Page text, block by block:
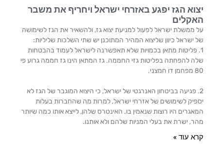
יצוא הגז יפגע באזרחי ישראל ויחריף את משבר
האקלים
על ממשלת ישראל לפעול למניעת יצוא גז, ולהשאיר את הגז לשימושה
של ישראל כיוון שליצוא המהיר המתוכנן יש שתי השלכות שליליות:
1. פליטות מתאן בכמויות שלא תאפשרנה לישראל לעמוד בהבטחות
שלה להפחתה בפליטות גזי החממה. גז המתאן הינו גז חממה גרוע פי
80 מפחמן דו חמצני.
2. פגיעה בביטחון האנרגטי של ישראל, כי היצוא המוגבר של הגז לא
יספיק לשימושים של אזרחי ישראל, למרות מה שהחברות בעלות
המאגרים היו רוצות שנאמין בו. האינטרס שלהן, לייצא אותו כמה שיותר
מהר, ישרת את בעלי המניות שלהם ולא אותנו.
קרא עוד »